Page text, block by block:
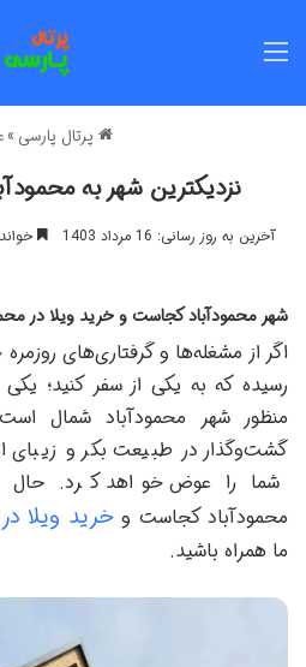
پرتال پارسی »
نزدیکترین شهر به
آخرین به روز رسانی: 16 مرداد 1403 خواندن
شهر محمودآباد کجاست و خرید ویلا در
اگر از مشغله‌ها و گرفتاری‌های
رسیده که به یکی از سفر کنید؛
منظور شهر محمودآباد شمال
گشت‌وگذار در طبیعت بکر و
شما را عوض خواهد کرد. حال
محمودآباد کجاست وخرید ویلا
ما همراه باشید.